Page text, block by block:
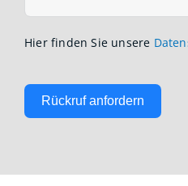
Hier finden Sie unsere
Rückruf anfordern